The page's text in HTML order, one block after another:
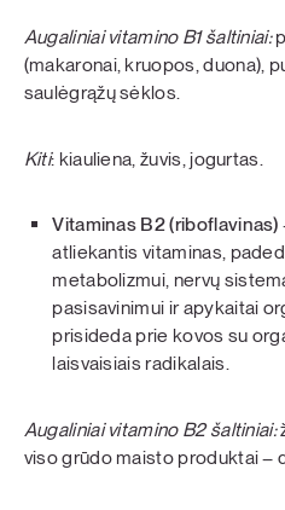
Augaliniai vitamino B1 šaltiniai:
(makaronai, kruopos, duona),
saulėgrąžų sėklos.
Kiti: kiauliena, žuvis, jogurtas.
Vitaminas B2 (riboflavinas)
atliekantis vitaminas,
metabolizmui, nervų
pasisavinimui ir apykaitai
prisideda prie kovos su
laisvaisiais radikalais.
Augaliniai vitamino B2 šaltiniai:
viso grūdo maisto produktai –